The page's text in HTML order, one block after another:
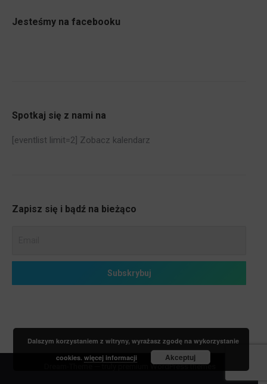
Jesteśmy na facebooku
Spotkaj się z nami na
[eventlist limit=2] Zobacz kalendarz
Zapisz się i bądź na bieżąco
premium WordPress themes
Dalszym korzystaniem z witryny, wyrażasz zgodę na wykorzystanie
cookies. więcej informacji Akceptuj